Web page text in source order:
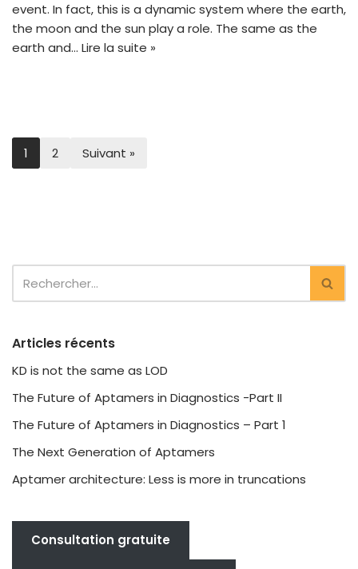
event. In fact, this is a dynamic system where the earth,
the moon and the sun play a role. The same as the
earth and… Lire la suite »
1 2 Suivant »
Articles récents
KD is not the same as LOD
The Future of Aptamers in Diagnostics -Part II
The Future of Aptamers in Diagnostics – Part 1
The Next Generation of Aptamers
Aptamer architecture: Less is more in truncations
Consultation gratuite